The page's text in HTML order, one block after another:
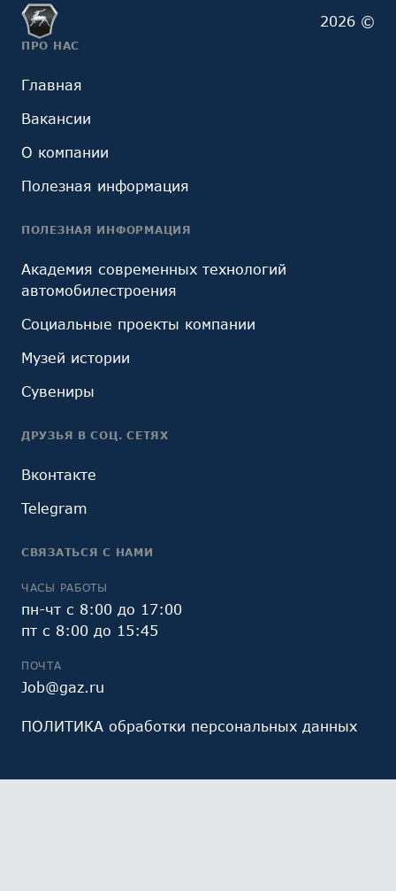
2026 ©
ПРО НАС
Главная
Вакансии
О компании
Полезная информация
ПОЛЕЗНАЯ ИНФОРМАЦИЯ
Академия современных технологий
автомобилестроения
Социальные проекты компании
Музей истории
Сувениры
ДРУЗЬЯ В СОЦ. СЕТЯХ
Вконтакте
Telegram
СВЯЗАТЬСЯ С НАМИ
ЧАСЫ РАБОТЫ
пн-чт с 8:00 до 17:00
пт с 8:00 до 15:45
ПОЧТА
Job@gaz.ru
ПОЛИТИКА обработки персональных данных